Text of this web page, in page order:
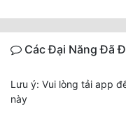
Các Đại Năng Đã
Lưu ý: Vui lòng tải app
này